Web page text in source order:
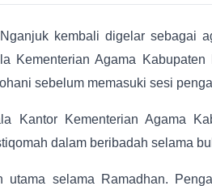
kembali digelar sebagai
Agama
sebelum memasuki sesi
Kementerian Agama
dalam beribadah selama
selama Ramadhan.